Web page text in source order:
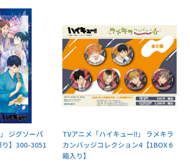
ジグソーパ
り】300-3051
TVアニメ「ハイキュー!!」 ラメキラ
カンバッジコレクション4【1BOX 6
箱入り】